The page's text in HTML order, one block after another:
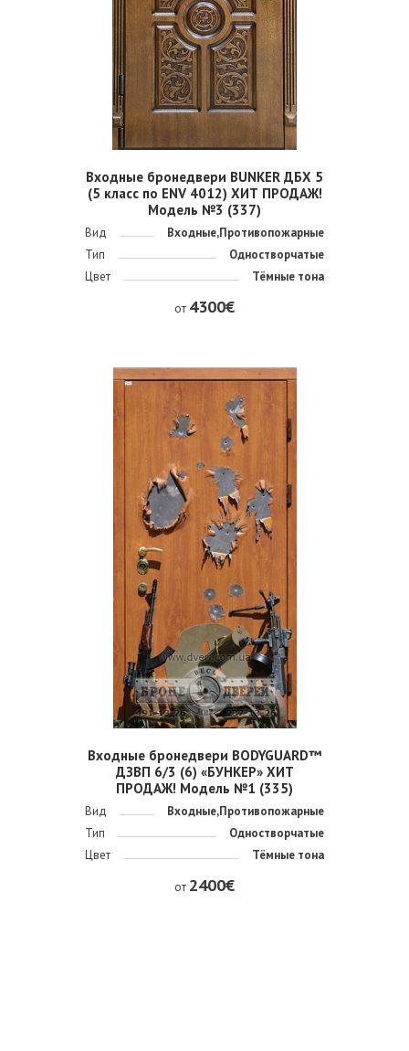
Входные бронедвери BUNKER ДБХ 5
(5 класс по ENV 4012) ХИТ ПРОДАЖ!
Модель №3 (337)
Вид
Входные,Противопожарные
Тип
Одностворчатые
Цвет
Тёмные тона
от 4300€
Входные бронедвери BODYGUARD™
ДЗВП 6/3 (6) «БУНКЕР» ХИТ
ПРОДАЖ! Модель №1 (335)
Вид
Входные,Противопожарные
Тип
Одностворчатые
Цвет
Тёмные тона
от 2400€